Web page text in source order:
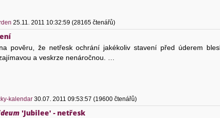
25.11. 2011 10:32:59 (28165 čtenářů)
pověru, že netřesk ochrání jakékoliv stavení před úderem
a veskrze nenáročnou. …
kalendar 30.07. 2011 09:53:57 (19600 čtenářů)
'Jubilee' - netřesk